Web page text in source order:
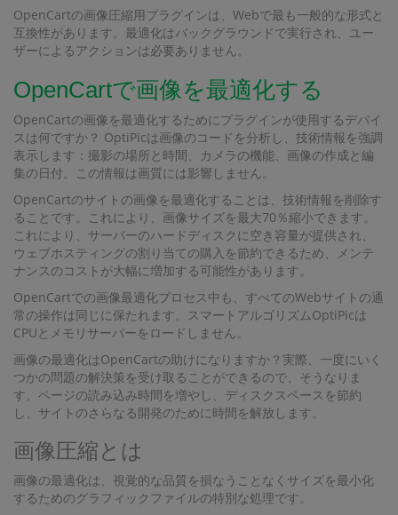
OpenCartの画像圧縮用プラグインは、Webで最も一般的な形式と
互換性があります。最適化はバックグラウンドで実行され、ユー
ザーによるアクションは必要ありません。
OpenCartで画像を最適化する
OpenCartの画像を最適化するためにプラグインが使用するデバイ
スは何ですか？ OptiPicは画像のコードを分析し、技術情報を強調
表示します：撮影の場所と時間、カメラの機能、画像の作成と編
集の日付。この情報は画質には影響しません。
OpenCartのサイトの画像を最適化することは、技術情報を削除す
ることです。これにより、画像サイズを最大70％縮小できます。
これにより、サーバーのハードディスクに空き容量が提供され、
ウェブホスティングの割り当ての購入を節約できるため、メンテ
ナンスのコストが大幅に増加する可能性があります。
OpenCartでの画像最適化プロセス中も、すべてのWebサイトの通
常の操作は同じに保たれます。スマートアルゴリズムOptiPicは
CPUとメモリサーバーをロードしません。
画像の最適化はOpenCartの助けになりますか？実際、一度にいく
つかの問題の解決策を受け取ることができるので、そうなりま
す。ページの読み込み時間を増やし、ディスクスペースを節約
し、サイトのさらなる開発のために時間を解放します。
画像圧縮とは
画像の最適化は、視覚的な品質を損なうことなくサイズを最小化
するためのグラフィックファイルの特別な処理です。